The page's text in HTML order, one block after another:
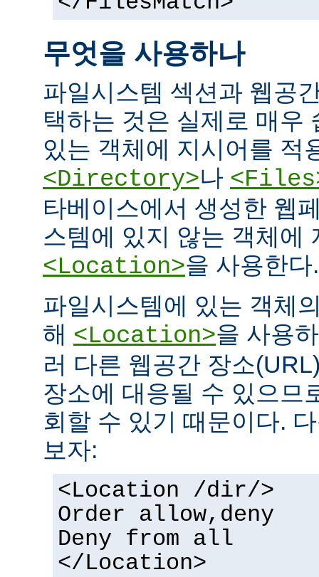
무엇을 사용하나
파일시스템 섹션과 웹공
택하는 것은 실제로 매우
있는 객체에 지시어를 적
<Directory>나
타베이스에서 생성한 웹
스템에 있지 않는 객체에
<Location>을 사용한다.
파일시스템에 있는 객체
해 <Location>을 사용
러 다른 웹공간 장소
장소에 대응될 수 있으므
회할 수 있기 때문이다.
보자:
<Location /dir/>
Order allow,deny
Deny from all
</Location>